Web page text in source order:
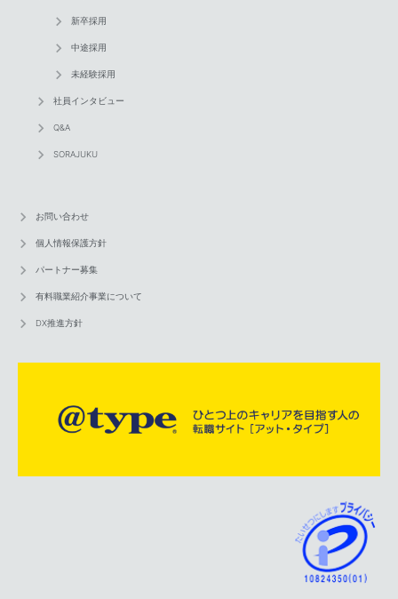
新卒採用
中途採用
未経験採用
社員インタビュー
Q&A
SORAJUKU
お問い合わせ
個人情報保護方針
パートナー募集
有料職業紹介事業について
DX推進方針